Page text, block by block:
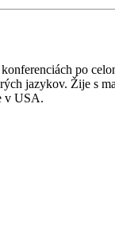
po
jazykov. Žije s
v USA.